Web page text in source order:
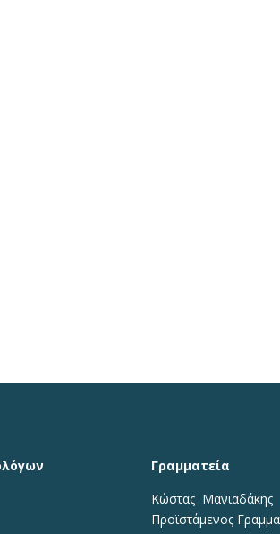
Γραμματεία
Κώστας Μανιαδάκης​
Προϊστάμενος